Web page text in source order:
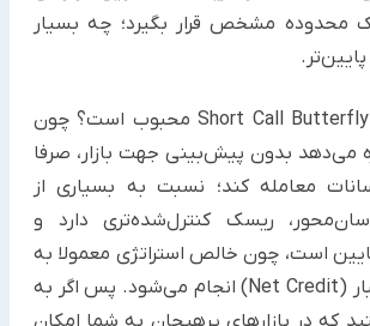
محدوده مشخص قرار بگیرد؛ چه بسیار
اما چرا استراتژی Short Call Butterfly محبوب است؟ چون
می‌دهد بدون پیش‌بینی جهت بازار، صرفا
معامله کند؛ نسبت به بسیاری از
ریسک کنترل‌شده‌تری دارد و
است، چون خالص استراتژی معمولا به
شکل دریافت اعتبار (Net Credit) انجام می‌شود. پس اگر به